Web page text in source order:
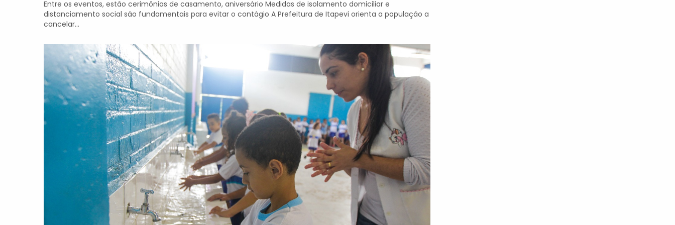
Entre os eventos, estão cerimônias de casamento, aniversário Medidas de isolamento domiciliar e
distanciamento social são fundamentais para evitar o contágio A Prefeitura de Itapevi orienta a população a
cancelar...